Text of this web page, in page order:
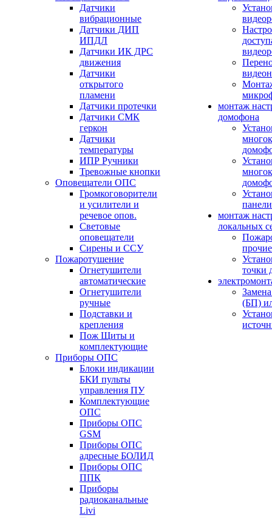
Датчики
вибрационные
Датчики ДИП
ИПДЛ
Датчики ИК ДРС
движения
Датчики
открытого
пламени
Датчики протечки
Датчики СМК
геркон
Датчики
температуры
ИПР Ручники
Тревожные кнопки
Оповещатели ОПС
Громкоговорители
и усилители и
речевое опов.
Световые
оповещатели
Сирены и ССУ
Пожаротушение
Огнетушители
автоматические
Огнетушители
ручные
Подставки и
крепления
Пож Щиты и
комплектующие
Приборы ОПС
Блоки индикации
БКИ пульты
управления ПУ
Комплектующие
ОПС
Приборы ОПС
GSM
Приборы ОПС
адресные БОЛИД
Приборы ОПС
ППК
Приборы
радиоканальные
Livi
монтаж
домофона
панели
монтаж
локальных
точки
(БП)